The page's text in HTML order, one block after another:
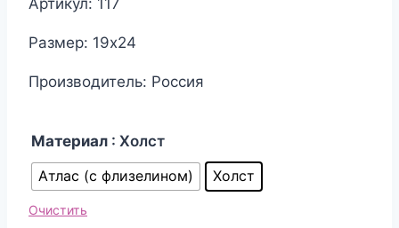
280.00₽.
Размер: 19х24
Производитель: Россия
Материал : Холст
Атлас (с флизелином)
Холст
Очистить